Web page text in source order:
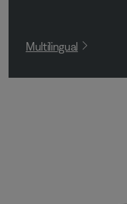
Multilingual